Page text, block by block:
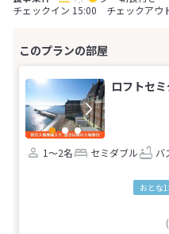
チェックイン 15:00 チェックアウ
ロフトセ
1～2名 セミダブル バ
おとな